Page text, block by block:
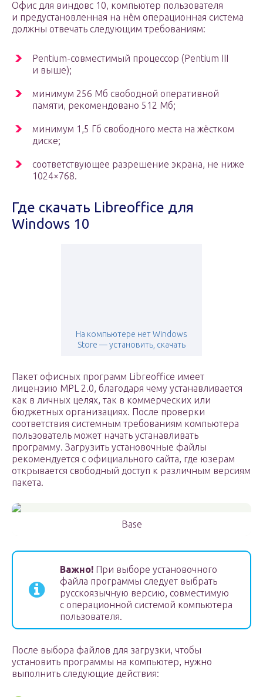
Офис для виндовс 10, компьютер пользователя
и предустановленная на нём операционная система
должны отвечать следующим требованиям:
Pentium-совместимый процессор (Pentium III
и выше);
минимум 256 Мб свободной оперативной
памяти, рекомендовано 512 Мб;
минимум 1,5 Гб свободного места на жёстком
диске;
соответствующее разрешение экрана, не ниже
1024×768.
Где скачать Libreoffice для
Windows 10
На компьютере нет Windows
Store — установить, скачать
Пакет офисных программ Libreoffice имеет
лицензию MPL 2.0, благодаря чему устанавливается
как в личных целях, так в коммерческих или
бюджетных организациях. После проверки
соответствия системным требованиям компьютера
пользователь может начать устанавливать
программу. Загрузить установочные файлы
рекомендуется с официального сайта, где юзерам
открывается свободный доступ к различным версиям
пакета.
Base
Важно! При выборе установочного
файла программы следует выбрать
русскоязычную версию, совместимую
с операционной системой компьютера
пользователя.
После выбора файлов для загрузки, чтобы
установить программы на компьютер, нужно
выполнить следующие действия: